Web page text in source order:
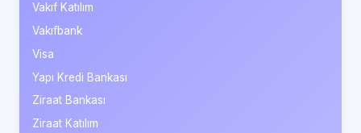
Vakıf Katılım
Vakıfbank
Visa
Yapı Kredi Bankası
Ziraat Bankası
Ziraat Katılım